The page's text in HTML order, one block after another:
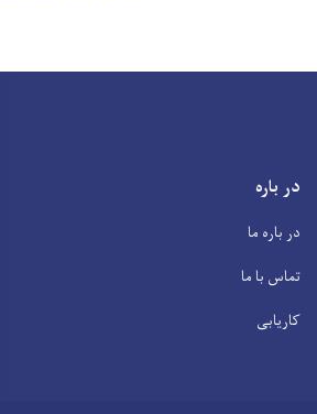
در باره
در باره ما
تماس با ما
کاریابی